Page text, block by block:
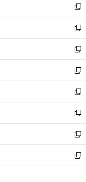
で
開
く
ド
ウ
で
開
く
ィ
ン
ド
ウ
で
開
く
い
ウ
ィ
ン
ド
ウ
で
開
く
新
し
い
ウ
ィ
ン
ド
ウ
で
開
く
新
し
い
ウ
ィ
ン
ド
ウ
で
開
く
新
し
い
ウ
ィ
ン
ド
ウ
で
開
く
新
し
い
ウ
ィ
ン
ド
ウ
で
開
新
し
い
ウ
ィ
ン
ド
ウ
新
し
い
ウ
ィ
ン
新
し
い
ウ
新
し